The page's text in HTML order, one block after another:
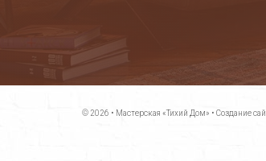
© 2026 • Мастерская «Тихий Дом» • Создание